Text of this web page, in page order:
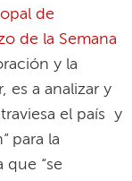
de
de la Semana
y la
es a analizar y
el país y
para la
“se